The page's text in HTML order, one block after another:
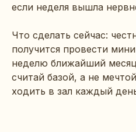
если неделя вышла
Что сделать сейчас:
получится провести
неделю ближайший
считай базой, а не
ходить в зал каждый